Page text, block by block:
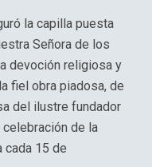
la capilla puesta
Señora de los
devoción religiosa y
fiel obra piadosa, de
del ilustre fundador
de la
15 de